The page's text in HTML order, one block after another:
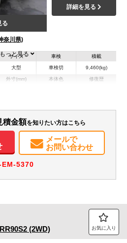
る
奈川県)
詳細を見る
サイズ
大型
車検
車検切
積載
9,460(kg)
外寸(mm) 本体色 修復歴
装備情報
ドウ PMマフラー Sリミッタ
もっと見る
積金額を知りたい方はこちら
メールで
お問い合わせ
EM-5370
(2WD) お気に入り